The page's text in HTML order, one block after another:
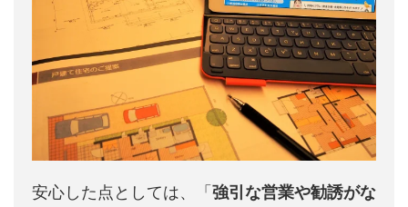
安心した点としては、「 強引な営業や勧誘がな